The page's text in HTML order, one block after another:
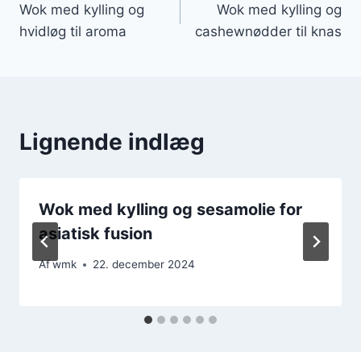
Wok med kylling og
hvidløg til aroma
Wok med kylling og
cashewnødder til knas
Lignende indlæg
Wok med kylling og sesamolie for
asiatisk fusion
Afwmk 22. december 2024